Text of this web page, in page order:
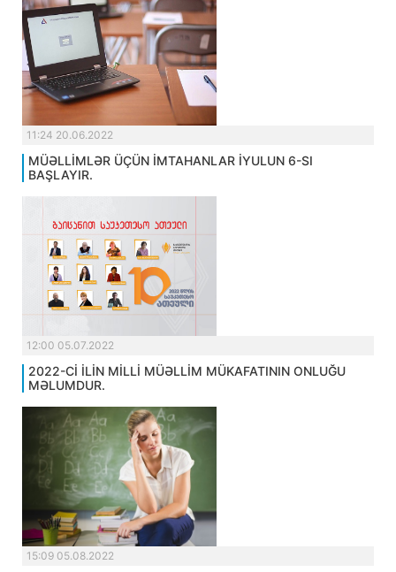
11:24 20.06.2022
MÜƏLLİMLƏR ÜÇÜN İMTAHANLAR İYULUN 6-SI
BAŞLAYIR.
12:00 05.07.2022
2022-Cİ İLİN MİLLİ MÜƏLLİM MÜKAFATININ ONLUĞU
MƏLUMDUR.
15:09 05.08.2022